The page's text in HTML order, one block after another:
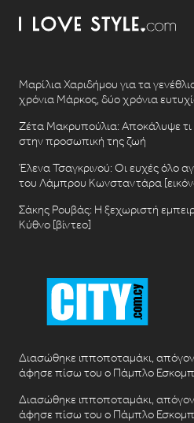
Μαρίλια Χαριδήμου για τα
χρόνια Μάρκος, δύο χρόνια
Ζέτα Μακρυπούλια: Αποκάλυψε
στην προσωπική της ζωή
Έλενα Τσαγκρινού: Οι ευχές όλο
του Λάμπρου Κωνσταντάρα
Σάκης Ρουβάς: Η ξεχωριστή
Κύθνο [βίντεο]
Διασώθηκε ιπποποταμάκι,
άφησε πίσω του ο Πάμπλο
Διασώθηκε ιπποποταμάκι,
άφησε πίσω του ο Πάμπλο